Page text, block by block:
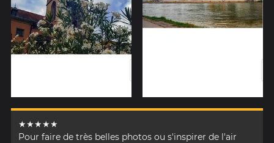
★★★★★
Pour faire de très belles photos ou s'inspirer de l'air